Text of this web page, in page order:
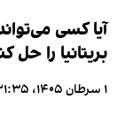
آیا کسی
بریتانیا را حل
۱ سرطان ۱۴۰۵، ۲۱:۳۵ (‎+۱ گرینویچ)